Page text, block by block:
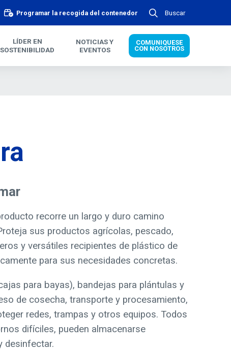
Programar la recogida del contenedor Buscar
LÍDER EN
SOSTENIBILIDAD
NOTICIAS Y
EVENTOS
COMUNIQUESE
CON NOSOTROS
recorre un largo y duro camino
sus productos agrícolas, pescado,
y versátiles recipientes de plástico de
para sus necesidades concretas.
para bayas), bandejas para plántulas y
de cosecha, transporte y procesamiento,
redes, trampas y otros equipos. Todos
difíciles, pueden almacenarse
desinfectar.